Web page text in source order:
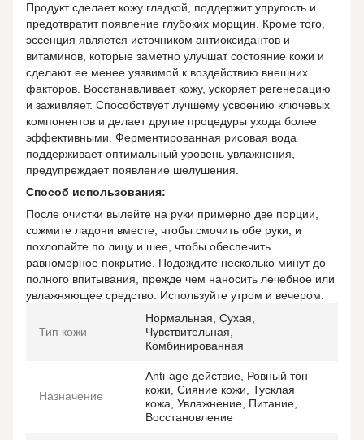
Продукт сделает кожу гладкой, поддержит упругость и
предотвратит появление глубоких морщин. Кроме того,
эссенция является источником антиоксидантов и
витаминов, которые заметно улучшат состояние кожи и
сделают ее менее уязвимой к воздействию внешних
факторов. Восстанавливает кожу, ускоряет регенерацию
и заживляет. Способствует лучшему усвоению ключевых
компонентов и делает другие процедуры ухода более
эффективными. Ферментированная рисовая вода
поддерживает оптимальный уровень увлажнения,
предупреждает появление шелушения.
Способ использования:
После очистки вылейте на руки примерно две порции,
сожмите ладони вместе, чтобы смочить обе руки, и
похлопайте по лицу и шее, чтобы обеспечить
равномерное покрытие. Подождите несколько минут до
полного впитывания, прежде чем наносить лечебное или
увлажняющее средство. Используйте утром и вечером.
Тип кожи
Нормальная, Сухая,
Чувствительная,
Комбинированная
Назначение
Anti-age действие, Ровный тон
кожи, Сияние кожи, Тусклая
кожа, Увлажнение, Питание,
Восстановление